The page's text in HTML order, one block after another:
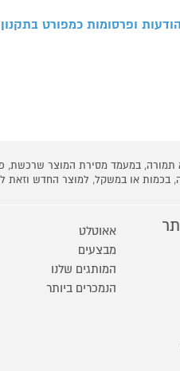
ופרסומות כמפורט בתקנון
תמורה, במעמד מסירת המוצר
בכמות או במשקל, למוצר החדש
אאוטלט
מבצעים
המותגים שלנו
הנמכרים ביותר